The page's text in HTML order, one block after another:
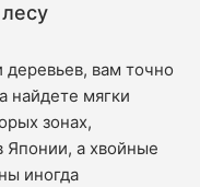
деревьев, вам точно
найдете мягки
зонах,
Японии, а хвойные
иногда